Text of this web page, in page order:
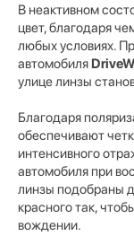
В неактивном
цвет, благодаря
любых условиях.
автомобиля
улице линзы
Благодаря
обеспечивают
интенсивного
автомобиля при
линзы подобраны
красного так,
вождении.